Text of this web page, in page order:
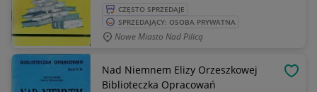
CZĘSTO SPRZEDAJE
SPRZEDAJĄCY: OSOBA PRYWATNA
Nowe Miasto Nad Pilicą
Nad Niemnem Elizy Orzeszkowej
Biblioteczka Opracowań